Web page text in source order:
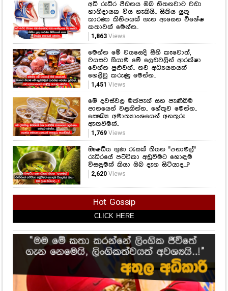
අධි රුධිර පීඩනය ඔබ හිතනවාට වඩා
හානිදායක විය හැකියි.. සිතිය යුතු
කාරණා කිහිපයක් ගැන ඇසෙන විශේෂ
කතාවක් මෙන්න..
1,863Views
මෙන්න මේ වයසෙදි සීනි කෑවොත්,
වයසට ගියාම මේ ලෙඩවලින් ආරක්ෂා
වෙන්න පුළුවන්.. නව අධ්‍යයනයක්
හෙළිවූ කරුණු මෙන්න..
1,451 Views
මේ දවස්වල මත්පැන් සහ පැණිබීම
පානයෙන් වළකින්න.. හේතුව මෙන්න..
සෞඛ්‍ය අමාත්‍යාංශයෙන් අනතුරු
ඇඟවීමක්..
1,769Views
ඖෂධීය ගුණ රැසක් තියන "පනාමල්"
රුධිරයේ පට්ටිකා අඩුවීමට හොඳම
විසඳුමක් කියා ඔබ දැන සිටියාද...?
2,620Views
Hot Gossip
CLICK HERE
CLICK HERE